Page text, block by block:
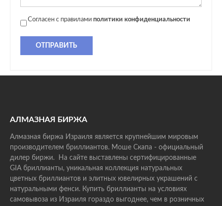
Согласен с правилами политики конфиденциальности
ОТПРАВИТЬ
АЛМАЗНАЯ БИРЖА
Алмазная биржа Израиля является крупнейшим мировым
производителем бриллиантов. Моше Скапа - официальный
дилер биржи. На сайте выставлены сертифицированные
GIA бриллианты, уникальная коллекция натуральных
цветных бриллиантов и элитных ювелирных украшений с
натуральными фенси. Купить бриллианты на условиях
самовывоза из Израиля гораздо выгоднее, чем в розничных